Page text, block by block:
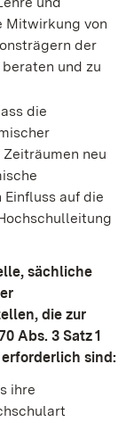
Mitwirkung von
der
und zu
die
neu
auf die
sächliche
die zur
Abs. 3 Satz 1
sind:
ihre